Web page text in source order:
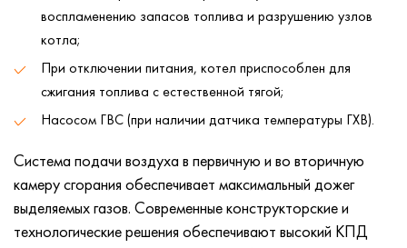
воспламенению запасов топлива и разрушению узлов
котла;
При отключении питания, котел приспособлен для
сжигания топлива с естественной тягой;
Насосом ГВС (при наличии датчика температуры ГХВ).
Система подачи воздуха в первичную и во вторичную
камеру сгорания обеспечивает максимальный дожег
выделяемых газов. Современные конструкторские и
технологические решения обеспечивают высокий КПД